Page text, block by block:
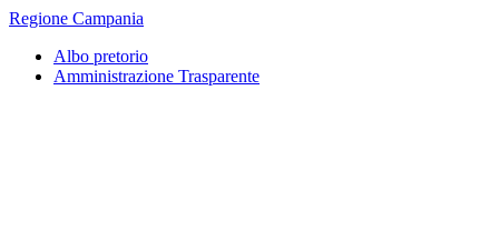
Regione Campania
Albo pretorio
Amministrazione Trasparente